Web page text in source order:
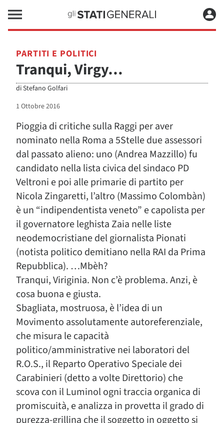
PARTITI E POLITICI
Tranqui, Virgy…
diStefano Golfari
1 Ottobre 2016
Pioggia di critiche sulla Raggi per aver
nominato nella Roma a 5Stelle due assessori
dal passato alieno: uno (Andrea Mazzillo) fu
candidato nella lista civica del sindaco PD
Veltroni e poi alle primarie di partito per
Nicola Zingaretti, l’altro (Massimo Colombàn)
è un “indipendentista veneto” e capolista per
il governatore leghista Zaia nelle liste
neodemocristiane del giornalista Pionati
(notista politico demitiano nella RAI da Prima
Repubblica). …Mbèh?
Tranqui, Viriginia. Non c’è problema. Anzi, è
cosa buona e giusta.
Sbagliata, mostruosa, è l’idea di un
Movimento assolutamente autoreferenziale,
che misura le capacità
politico/amministrative nei laboratori del
R.O.S., il Reparto Operativo Speciale dei
Carabinieri (detto a volte Direttorio) che
scova con il Luminol ogni traccia organica di
promiscuità, e analizza in provetta il grado di
purezza-grillina che il soggetto in oggetto si